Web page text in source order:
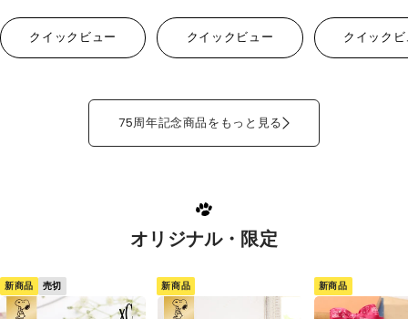
クイックビュー クイックビュー クイック
75周年記念商品をもっと見る
オリジナル・限定
新商品 売切 新商品 新商品